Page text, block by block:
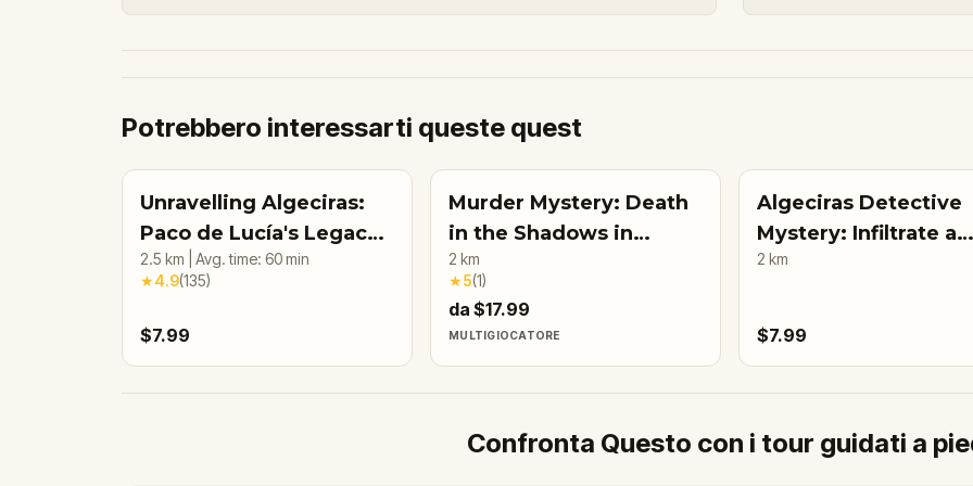
Potrebbero interessarti queste quest
Unravelling Algeciras:
Paco de Lucía's Legacy -
A Musical Adventure
2.5 km Avg. time: 60min
★4.9(135)
$7.99
Murder Mystery: Death
in the Shadows in
Algeciras
2 km
★5(1)
da $17.99
MULTIGIOCATORE
Algeciras Detective
Mystery: Infiltrate a
Secret Society!
2 km
$7.99
Confronta Questo con i tour guidati a